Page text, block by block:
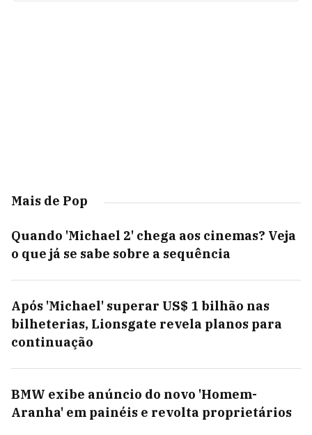
Mais de Pop
Quando 'Michael 2' chega aos cinemas? Veja
o que já se sabe sobre a sequência
Após 'Michael' superar US$ 1 bilhão nas
bilheterias, Lionsgate revela planos para
continuação
BMW exibe anúncio do novo 'Homem-
Aranha' em painéis e revolta proprietários